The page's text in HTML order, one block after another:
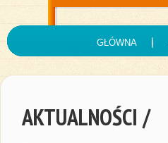
GŁÓWNA
AKTUALNOŚCI /